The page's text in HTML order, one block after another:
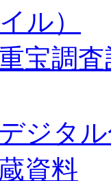
ル）
宝調
ジタ
資料